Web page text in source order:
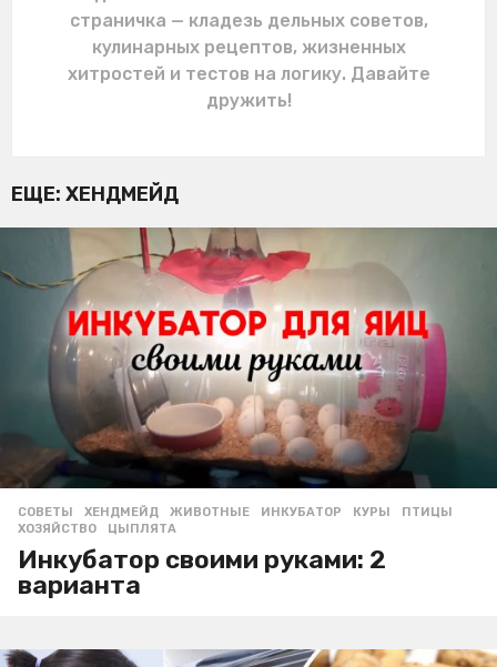
страничка — кладезь дельных советов,
кулинарных рецептов, жизненных
хитростей и тестов на логику. Давайте
дружить!
ЕЩЕ: ХЕНДМЕЙД
СОВЕТЫ ,ХЕНДМЕЙД ЖИВОТНЫЕ ,ИНКУБАТОР ,КУРЫ ,ПТИЦЫ
ХОЗЯЙСТВО
,ЦЫПЛЯТА
Инкубатор своими руками: 2
варианта